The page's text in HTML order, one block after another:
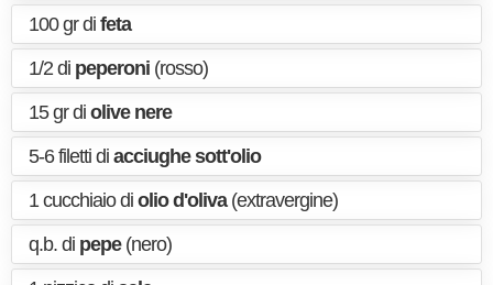
100 gr di feta
1/2 di peperoni (rosso)
15 gr di olive nere
5-6 filetti di acciughe sott'olio
1 cucchiaio di olio d'oliva(extravergine)
q.b. di pepe(nero)